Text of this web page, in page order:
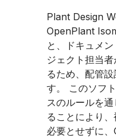
Plant Design
OpenPlant
と、ドキュメ
ジェクト担当
るため、配管
す。 このソフ
スのルールを
ることにより
必要とせずに